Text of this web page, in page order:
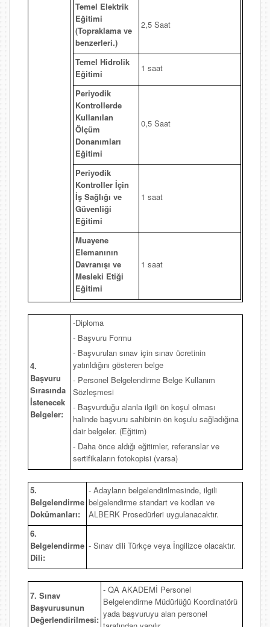
Temel Elektrik
Eğitimi
(Topraklama ve
benzerleri.)
2,5 Saat
Temel Hidrolik
Eğitimi
1 saat
Periyodik
Kontrollerde
Kullanılan
Ölçüm
Donanımları
Eğitimi
0,5 Saat
Periyodik
Kontroller İçin
İş Sağlığı ve
Güvenliği
Eğitimi
1 saat
Muayene
Elemanının
Davranışı ve
Mesleki Etiği
Eğitimi
1 saat
4.
Başvuru
Sırasında
İstenecek
Belgeler:
-Diploma
- Başvuru Formu
- Başvurulan sınav için sınav ücretinin
yatırıldığını gösteren belge
- Personel Belgelendirme Belge Kullanım
Sözleşmesi
- Başvurduğu alanla ilgili ön koşul olması
halinde başvuru sahibinin ön koşulu sağladığına
dair belgeler. (Eğitim)
- Daha önce aldığı eğitimler, referanslar ve
sertifikaların fotokopisi (varsa)
5.
Belgelendirme
Dokümanları:
- Adayların belgelendirilmesinde, ilgili
belgelendirme standart ve kodları ve
ALBERK Prosedürleri uygulanacaktır.
6.
Belgelendirme
Dili:
- Sınav dili Türkçe veya İngilizce olacaktır.
7. Sınav
Başvurusunun
Değerlendirilmesi:
- QA AKADEMİ Personel
Belgelendirme Müdürlüğü Koordinatörü
yada başvuruyu alan personel